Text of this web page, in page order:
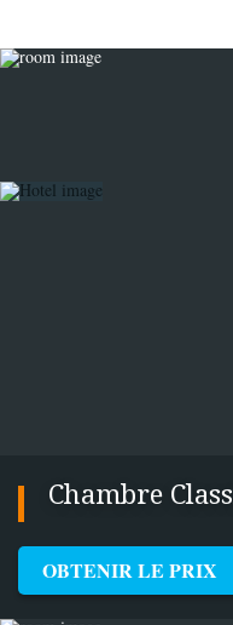
Chambre
OBTENIR LE PRIX